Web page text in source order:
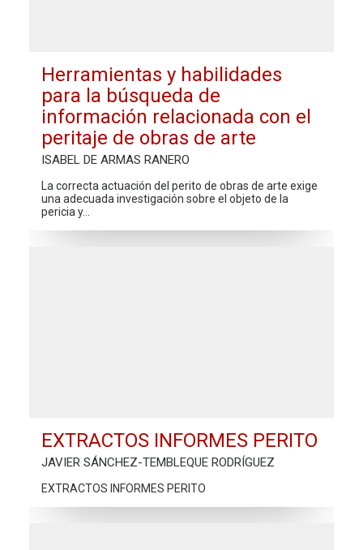
Herramientas y habilidades
para la búsqueda de
información relacionada con el
peritaje de obras de arte
ISABEL DE ARMAS RANERO
La correcta actuación del perito de obras de arte exige
una adecuada investigación sobre el objeto de la
pericia y…
EXTRACTOS INFORMES PERITO
JAVIER SÁNCHEZ-TEMBLEQUE RODRÍGUEZ
EXTRACTOS INFORMES PERITO